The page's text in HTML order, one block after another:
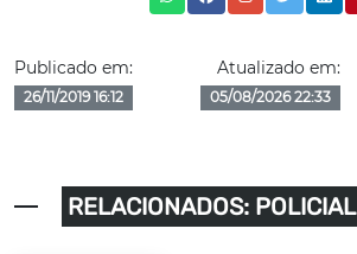
Publicado em:
26/11/2019 16:12
Atualizado em:
05/08/2026 22:33
RELACIONADOS: POLICIAL